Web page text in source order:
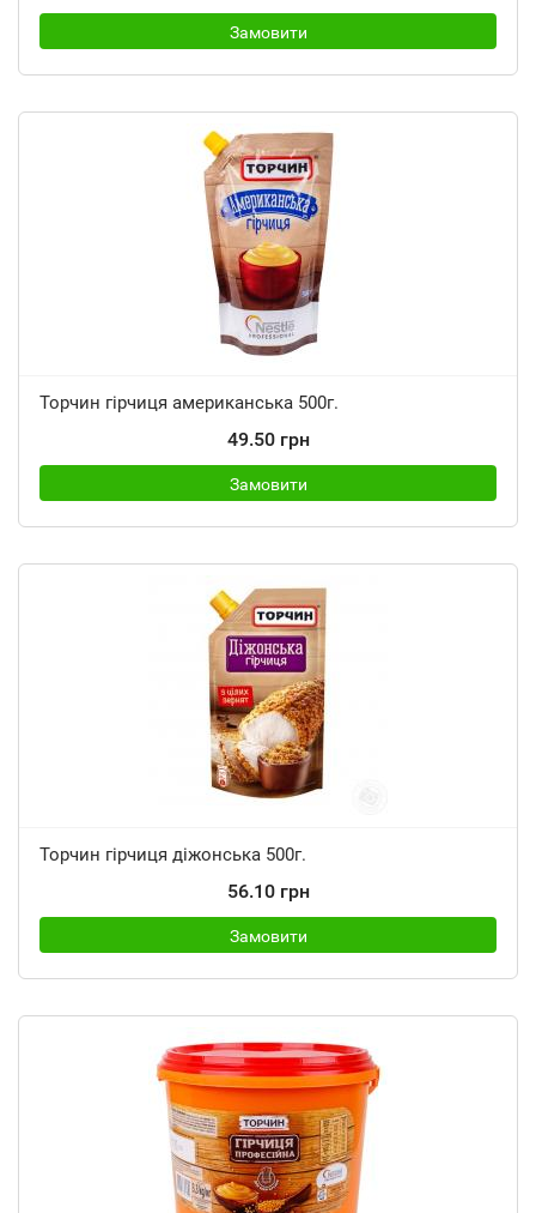
Замовити
Торчин гірчиця американська 500г.
49.50 грн
Замовити
Торчин гірчиця діжонська 500г.
56.10 грн
Замовити